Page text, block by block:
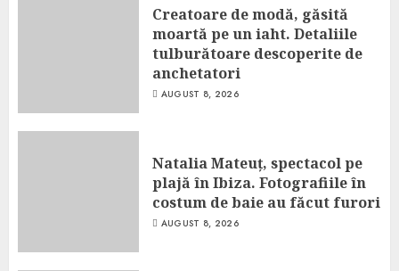
Creatoare de modă, găsită
moartă pe un iaht. Detaliile
tulburătoare descoperite de
anchetatori
AUGUST 8, 2026
Natalia Mateuț, spectacol pe
plajă în Ibiza. Fotografiile în
costum de baie au făcut furori
AUGUST 8, 2026